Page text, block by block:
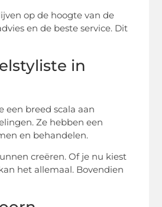
op de hoogte van de
en de beste service. Dit
in
een breed scala aan
Ze hebben een
en behandelen.
creëren. Of je nu kiest
het allemaal. Bovendien